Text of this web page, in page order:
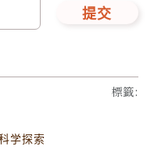
提交
標籤:
学探索